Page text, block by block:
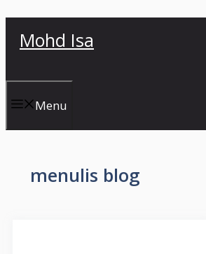
Mohd Isa
Menu
menulis blog